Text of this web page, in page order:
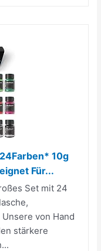
10g
Für...
Set mit 24
von Hand
stärkere